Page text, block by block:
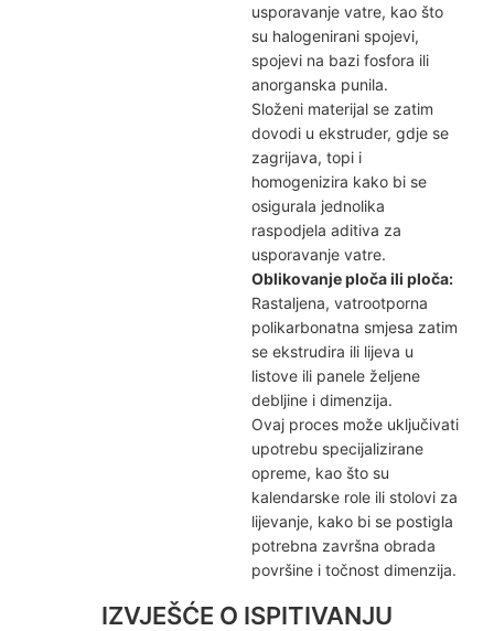
usporavanje vatre, kao što
su halogenirani spojevi,
spojevi na bazi fosfora ili
anorganska punila.
Složeni materijal se zatim
dovodi u ekstruder, gdje se
zagrijava, topi i
homogenizira kako bi se
osigurala jednolika
raspodjela aditiva za
usporavanje vatre.
Oblikovanje ploča ili ploča:
Rastaljena, vatrootporna
polikarbonatna smjesa zatim
se ekstrudira ili lijeva u
listove ili panele željene
debljine i dimenzija.
Ovaj proces može uključivati
​​upotrebu specijalizirane
opreme, kao što su
kalendarske role ili stolovi za
lijevanje, kako bi se postigla
potrebna završna obrada
površine i točnost dimenzija.
IZVJEŠĆE O ISPITIVANJU